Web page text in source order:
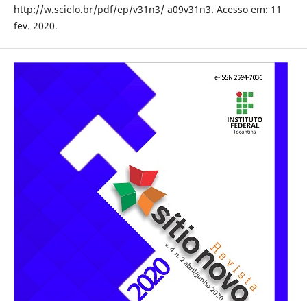
http://w.scielo.br/pdf/ep/v31n3/ a09v31n3. Acesso em: 11
fev. 2020.